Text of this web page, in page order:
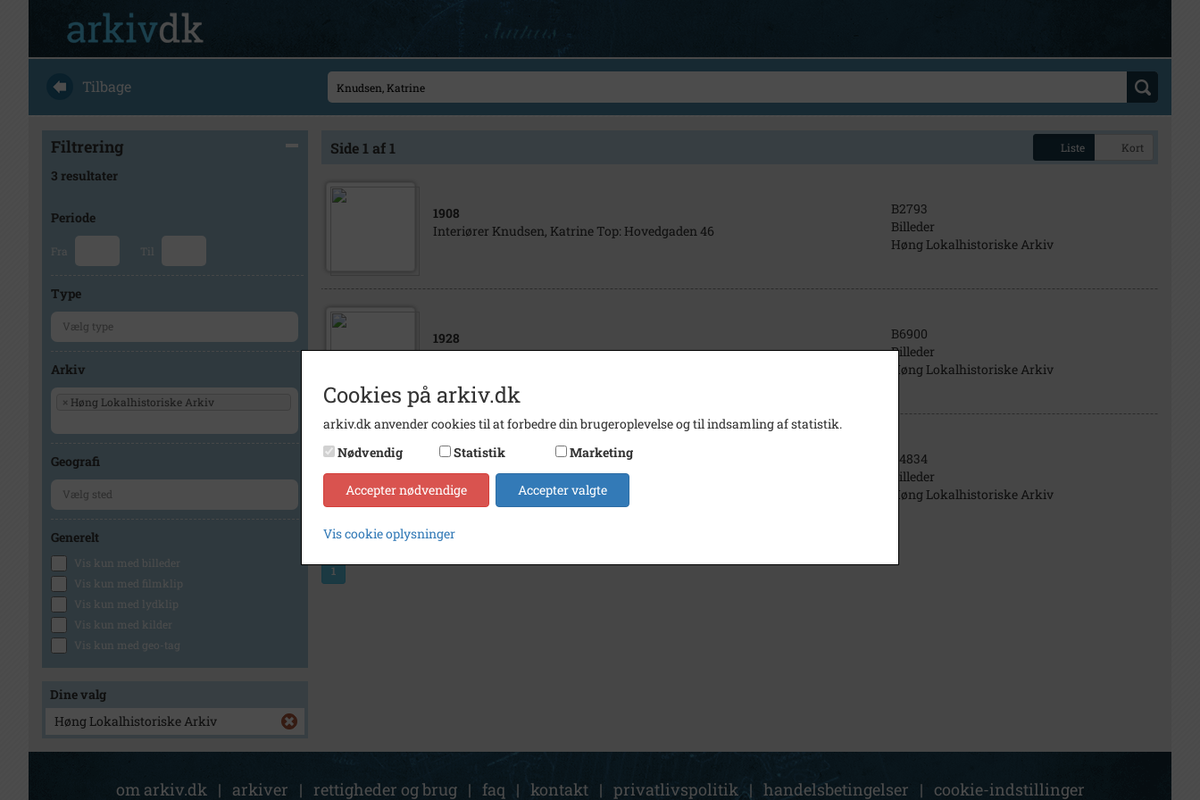
Tilbage
Filtrering
3 resultater
Periode
Fra Til
Type
Arkiv
× Høng Lokalhistoriske Arkiv
Geografi
Generelt
Vis kun med billeder
Vis kun med filmklip
Vis kun med lydklip
Vis kun med kilder
Vis kun med geo-tag
Dine valg
Høng Lokalhistoriske Arkiv
Side 1 af 1 Liste Kort
1908
Interiører Knudsen, Katrine Top: Hovedgaden 46
B2793
Billeder
Høng Lokalhistoriske Arkiv
1928
Høng Gymnastikforening Folkedans
B6900
Billeder
Høng Lokalhistoriske Arkiv
1917
Sønderød skole elever
B4834
Billeder
Høng Lokalhistoriske Arkiv
1
om arkiv.dk | arkiver | rettigheder og brug | faq | kontakt | privatlivspolitik | handelsbetingelser | cookie-indstillinger
Cookies på arkiv.dk
arkiv.dk anvender cookies til at forbedre din brugeroplevelse og til indsamling af statistik.
Nødvendig
Statistik Marketing
Accepter nødvendige Accepter valgte
Vis cookie oplysninger